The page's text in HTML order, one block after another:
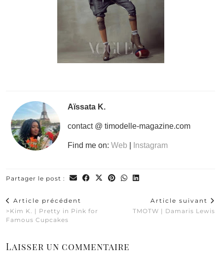
Aïssata K.
contact @ timodelle-magazine.com
Find me on: Web Instagram
Partager le post :
Article précédent
>Kim K. | Pretty in Pink for
Famous Cupcakes
Article suivant
TMOTW | Damaris Lewis
Laisser un commentaire